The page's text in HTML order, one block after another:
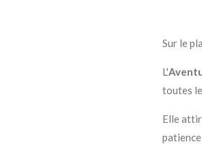
Sur le
L'
toutes
Elle